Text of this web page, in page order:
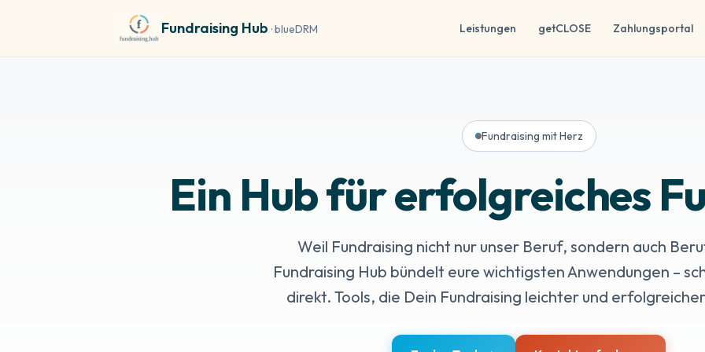
Fundraising Hub · blueDRM Leistungen getCLOSE Zahlungsportal
Fundraising mit Herz
Ein Hub für erfolgreiches
Weil Fundraising nicht nur unser Beruf, sondern auch
Fundraising Hub bündelt eure wichtigsten Anwendungen –
direkt. Tools, die Dein Fundraising leichter und